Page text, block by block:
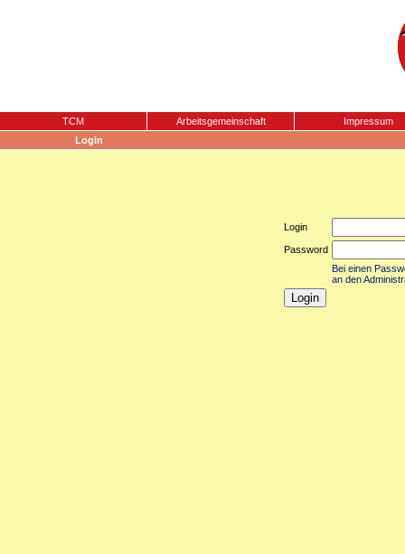
TCM Arbeitsgemeinschaft
Impressum
Login
Login
Password
Bei einen
an den